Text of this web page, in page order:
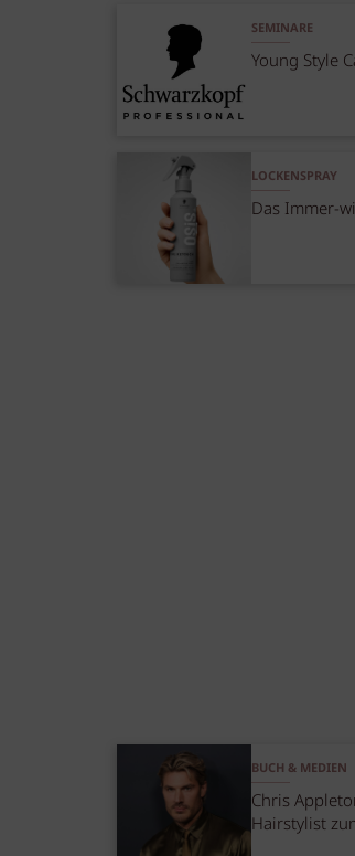
SEMINARE
Young Style
LOCKENSPRAY
Das Immer-
BUCH & MEDIEN
Chris
Hairstylist